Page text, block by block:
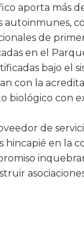
aporta más
autoinmunes,
de
en el
bajo el
con la
biológico con
de
hincapié en la